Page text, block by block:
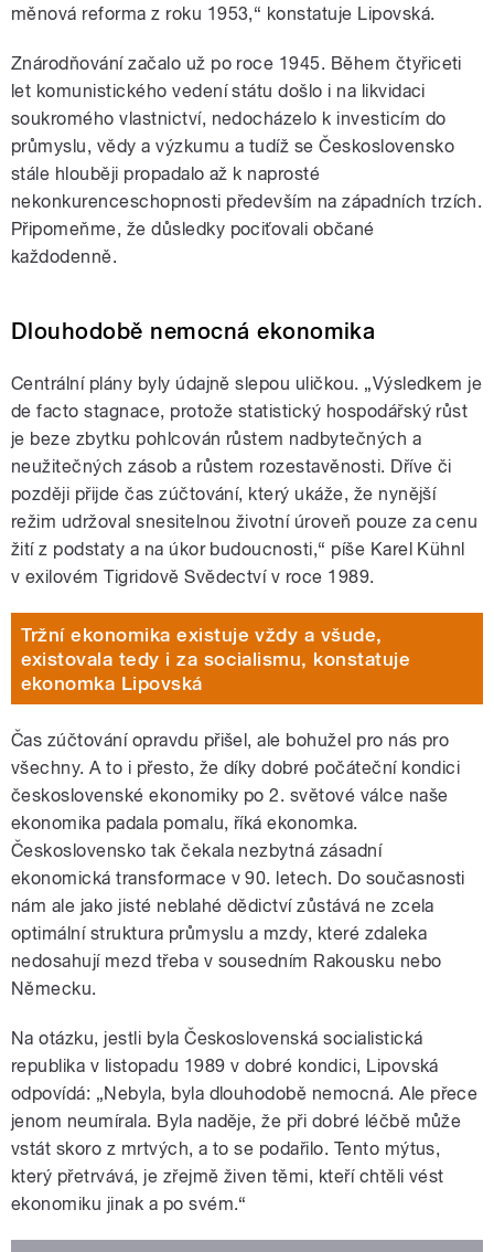
měnová reforma z roku 1953,“ konstatuje Lipovská.
Znárodňování začalo už po roce 1945. Během čtyřiceti
let komunistického vedení státu došlo i na likvidaci
soukromého vlastnictví, nedocházelo k investicím do
průmyslu, vědy a výzkumu a tudíž se Československo
stále hlouběji propadalo až k naprosté
nekonkurenceschopnosti především na západních trzích.
Připomeňme, že důsledky pociťovali občané
každodenně.
Dlouhodobě nemocná ekonomika
Centrální plány byly údajně slepou uličkou. „Výsledkem je
de facto stagnace, protože statistický hospodářský růst
je beze zbytku pohlcován růstem nadbytečných a
neužitečných zásob a růstem rozestavěnosti. Dříve či
později přijde čas zúčtování, který ukáže, že nynější
režim udržoval snesitelnou životní úroveň pouze za cenu
žití z podstaty a na úkor budoucnosti,“ píše Karel Kühnl
v exilovém Tigridově Svědectví v roce 1989.
Tržní ekonomika existuje vždy a všude,
existovala tedy i za socialismu, konstatuje
ekonomka Lipovská
Čas zúčtování opravdu přišel, ale bohužel pro nás pro
všechny. A to i přesto, že díky dobré počáteční kondici
československé ekonomiky po 2. světové válce naše
ekonomika padala pomalu, říká ekonomka.
Československo tak čekala nezbytná zásadní
ekonomická transformace v 90. letech. Do současnosti
nám ale jako jisté neblahé dědictví zůstává ne zcela
optimální struktura průmyslu a mzdy, které zdaleka
nedosahují mezd třeba v sousedním Rakousku nebo
Německu.
Na otázku, jestli byla Československá socialistická
republika v listopadu 1989 v dobré kondici, Lipovská
odpovídá: „Nebyla, byla dlouhodobě nemocná. Ale přece
jenom neumírala. Byla naděje, že při dobré léčbě může
vstát skoro z mrtvých, a to se podařilo. Tento mýtus,
který přetrvává, je zřejmě živen těmi, kteří chtěli vést
ekonomiku jinak a po svém.“